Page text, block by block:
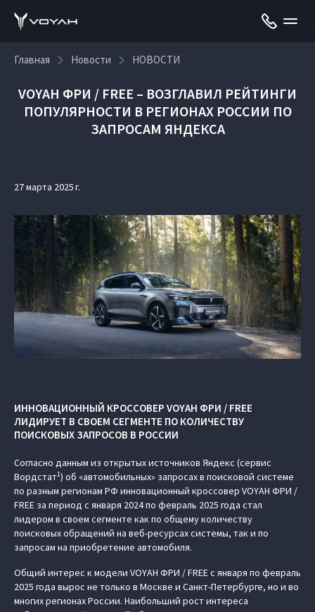
Главная Новости НОВОСТИ
VOYAH ФРИ / FREE – ВОЗГЛАВИЛ РЕЙТИНГИ
ПОПУЛЯРНОСТИ В РЕГИОНАХ РОССИИ ПО
ЗАПРОСАМ ЯНДЕКСА
27 марта 2025 г.
ИННОВАЦИОННЫЙ КРОССОВЕР VOYAH ФРИ / FREE
ЛИДИРУЕТ В СВОЕМ СЕГМЕНТЕ ПО КОЛИЧЕСТВУ
ПОИСКОВЫХ ЗАПРОСОВ В РОССИИ
Согласно данным из открытых источников Яндекс (сервис
Вордстат1) об «автомобильных» запросах в поисковой системе
по разным регионам РФ инновационный кроссовер VOYAH ФРИ /
FREE за период с января 2024 по февраль 2025 года стал
лидером в своем сегменте как по общему количеству
поисковых обращений на веб-ресурсах системы, так и по
запросам на приобретение автомобиля.
Общий интерес к модели VOYAH ФРИ / FREE с января по февраль
2025 года вырос не только в Москве и Санкт-Петербурге, но и во
многих регионах России. Наибольший рост интереса